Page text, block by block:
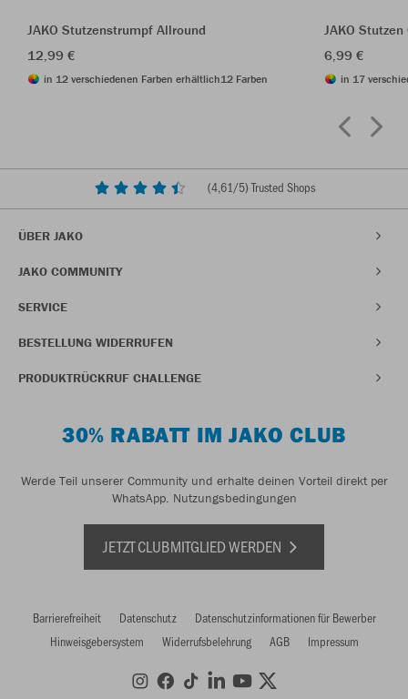
JAKO Stutzenstrumpf Allround
12,99 €
in 12 verschiedenen Farben erhältlich12 Farben
JAKO
6,99 €
in 17
(4,61/5) Trusted Shops
ÜBER JAKO
JAKO COMMUNITY
SERVICE
BESTELLUNG WIDERRUFEN
PRODUKTRÜCKRUF CHALLENGE
30% RABATT IM JAKO CLUB
Werde Teil unserer Community und erhalte deinen Vorteil direkt per
WhatsApp. Nutzungsbedingungen
JETZT CLUBMITGLIED WERDEN
Barrierefreiheit Datenschutz
Datenschutzinformationen für Bewerber
Hinweisgebersystem
Widerrufsbelehrung AGB Impressum